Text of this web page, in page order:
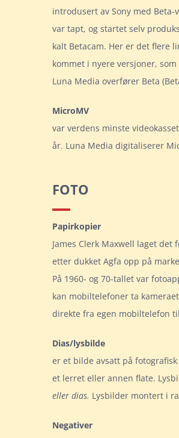
introdusert av Sony med Beta-
var tapt, og startet selv
kalt Betacam. Her er det flere
kommet i nyere versjoner,
Luna Media overfører Beta
MicroMV
var verdens minste
år. Luna Media digitaliserer
FOTO
Papirkopier
James Clerk Maxwell laget
etter dukket Agfa opp på
På 1960- og 70-tallet var
kan mobiltelefoner ta
direkte fra egen mobiltelefon
Dias/lysbilde
er et bilde avsatt på
et lerret eller annen flate.
eller dias. Lysbilder montert i
Negativer